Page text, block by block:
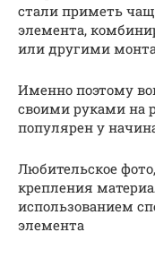
стали приметь
элемента,
или другими
Именно поэтому
своими руками на
популярен у
Любительское
крепления
использованием
элемента